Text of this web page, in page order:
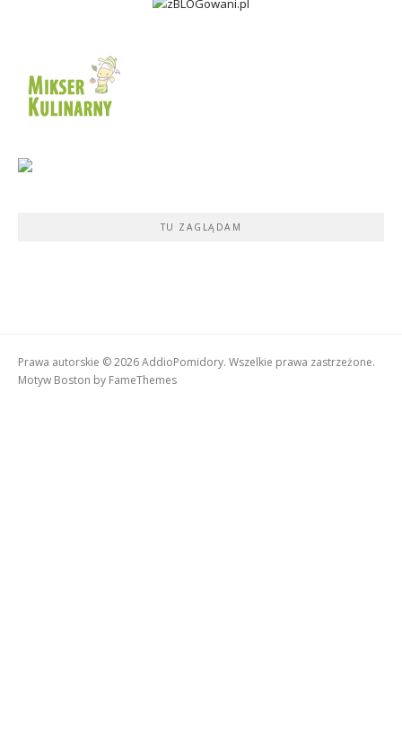
TU ZAGLĄDAM
Prawa autorskie © 2026 AddioPomidory. Wszelkie prawa zastrzeżone.
Motyw Boston by FameThemes